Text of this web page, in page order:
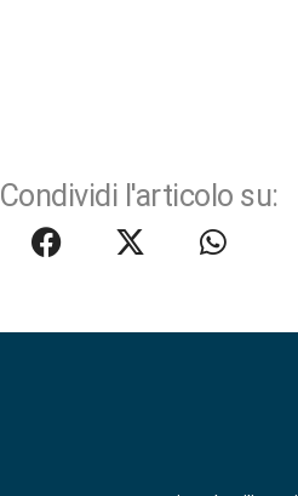
Condividi l'articolo su: